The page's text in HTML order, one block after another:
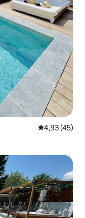
Μέση
4,93 (45)